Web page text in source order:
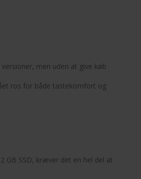
men uden at give køb
ros for både tastekomfort og
GB SSD, kræver det en hel del at